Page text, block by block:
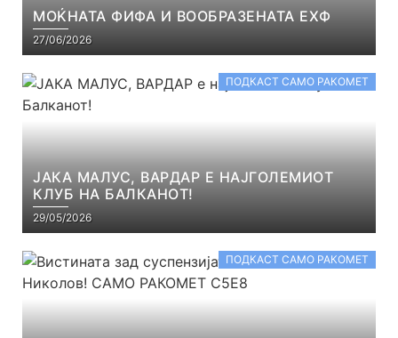
МОЌНАТА ФИФА И ВООБРАЗЕНАТА ЕХФ
27/06/2026
ПОДКАСТ САМО РАКОМЕТ
ЈАКА МАЛУС, ВАРДАР Е НАЈГОЛЕМИОТ
КЛУБ НА БАЛКАНОТ!
29/05/2026
ПОДКАСТ САМО РАКОМЕТ